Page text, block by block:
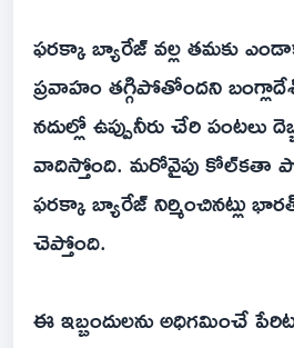
ఫరక్కా బ్యారేజ్ వల్ల తమకు
ప్రవాహం తగ్గిపోతోందని
నదుల్లో ఉప్పునీరు చేరి పంటలు
వాదిస్తోంది. మరోవైపు కోల్‌కతా
ఫరక్కా బ్యారేజ్ నిర్మించినట్లు
చెప్తోంది.
ఈ ఇబ్బందులను అధిగమించే